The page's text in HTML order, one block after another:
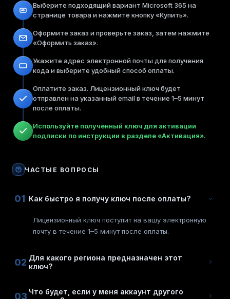
Выберите подходящий вариант Microsoft 365 на
странице товара и нажмите кнопку «Купить».
Оформите заказ и проверьте заказ, затем нажмите
«Оформить заказ».
Укажите адрес электронной почты для получения
кода и выберите удобный способ оплаты.
Оплатите заказ. Лицензионный ключ будет
отправлен на указанный email в течение 1–5 минут
после оплаты.
Используйте полученный ключ для активации
подписки по инструкции в разделе «Активация».
ЧАСТЫЕ ВОПРОСЫ
01 Как быстро я получу ключ после оплаты?
Лицензионный ключ поступит на вашу электронную
почту в течение 1–5 минут после оплаты.
02 Для какого региона предназначен этот
ключ?
03 Что будет, если у меня аккаунт другого